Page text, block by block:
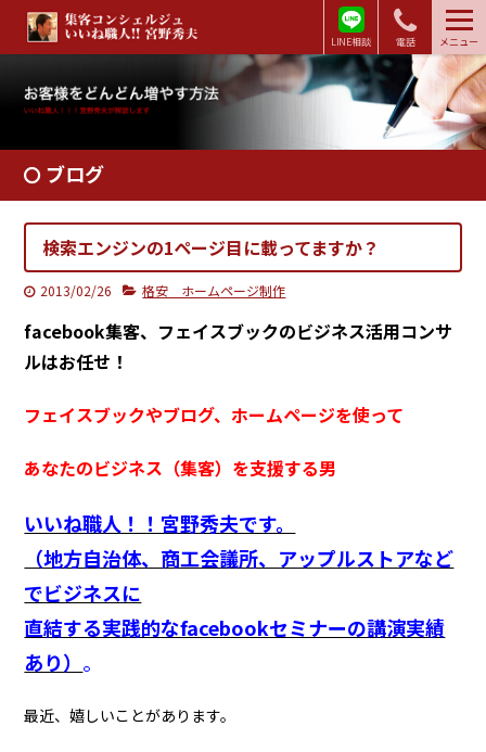
LINE相談 電話 メニュー
ブログ
検索エンジンの1ページ目に載ってますか？
2013/02/26 格安 ホームページ制作
facebook集客、フェイスブックのビジネス活用コンサ
ルはお任せ！
フェイスブックやブログ、ホームページを使って
あなたのビジネス（集客）を支援する男
いいね職人！！宮野秀夫です。
（地方自治体、商工会議所、アップルストアなど
でビジネスに
直結する実践的なfacebookセミナーの講演実績
あり） 。
最近、嬉しいことがあります。